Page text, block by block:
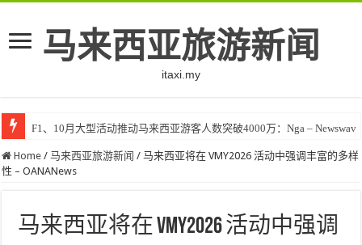
马来西亚旅游新闻
itaxi.my
F1、10月大型活动推动马来西亚游客人数突破4000万：Nga – Newswav
Home / 马来西亚旅游新闻 / 马来西亚将在 VMY2026 活动中强调丰富的多样
性 – OANANews
马来西亚将在 VMY2026 活动中强调